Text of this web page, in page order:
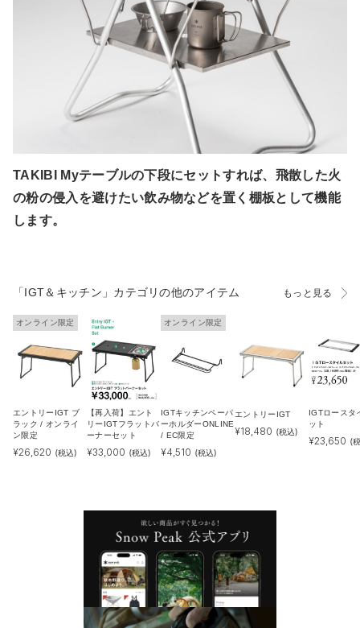
TAKIBI Myテーブルの下段にセットすれば、飛散した火
の粉の侵入を避けたい飲み物などを置く棚板として機能
します。
「IGT＆キッチン」カテゴリの他のアイテム もっと見る
オンライン限定
エントリーIGT ブ
ラック / オンライ
ン限定
¥26,620 (税込)
【再入荷】エント
リーIGTフラットバ
ーナーセット
¥33,000 (税込)
オンライン限定
IGTキッチンペーパ
ーホルダーONLINE
/ EC限定
¥4,510 (税込)
エントリーIGT
¥18,480 (税込)
IGTロースタ
ット
¥23,650 (